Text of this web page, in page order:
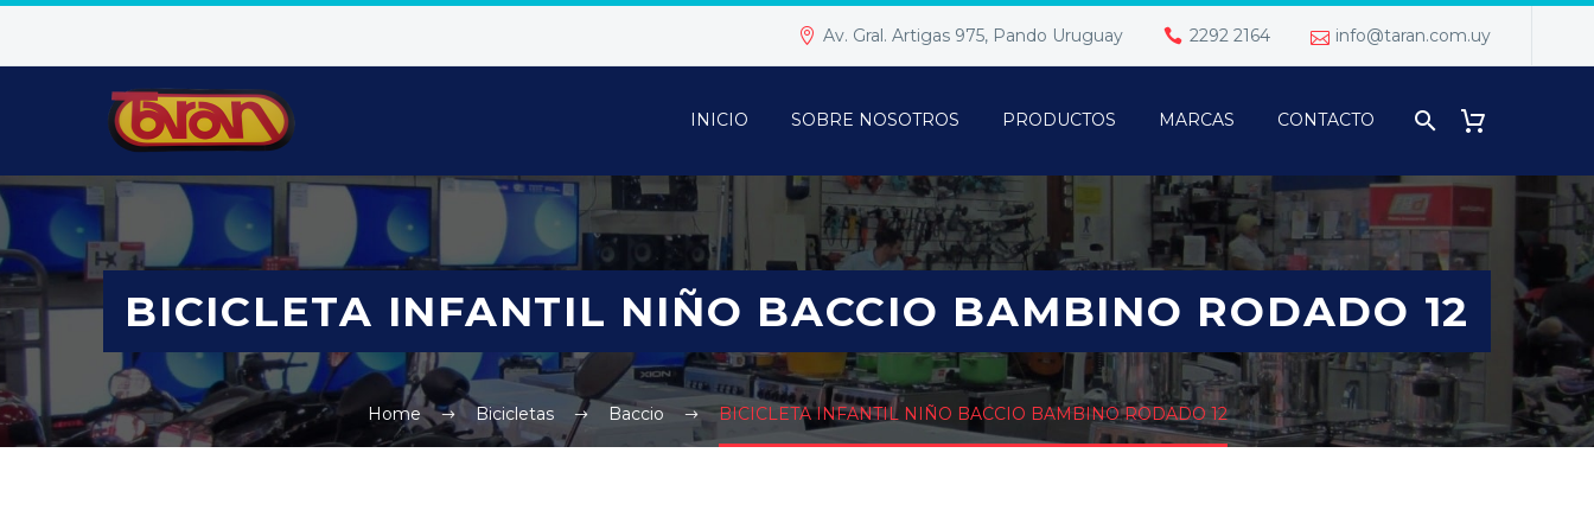
Av. Gral. Artigas 975, Pando Uruguay 2292 2164 info@taran.com.uy
INICIO SOBRE NOSOTROS PRODUCTOS MARCAS CONTACTO
BICICLETA INFANTIL NIÑO BACCIO BAMBINO RODADO 12
Home Bicicletas Baccio BICICLETA INFANTIL NIÑO BACCIO BAMBINO RODADO 12